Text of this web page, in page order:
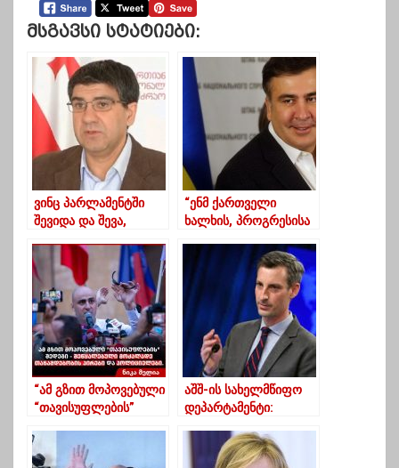
Მსგავსი Სტატიები:
ვინც პარლამენტში
შევიდა და შევა,
წევრია- ლევან
თარხნიშვილი
“ენმ ქართველი
ხალხის, პროგრესისა
პარტიაა!”
“ამ გზით მოპოვებული
“თავისუფლების”
შეწყალებული
მოძალადე
აშშ-ის სახელმწიფო
დეპარტამენტი:
აპრილს
საქართველოში